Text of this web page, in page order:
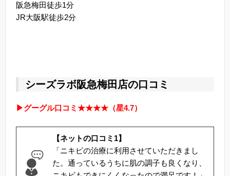
阪急梅田徒歩1分
JR大阪駅徒歩2分
シーズラボ阪急梅田店の口コミ
▶グーグル口コミ★★★★（星4.7）
【ネットの口コミ1】
「ニキビの治療に利用させていただきまし
た。通っているうちに肌の調子も良くなり、